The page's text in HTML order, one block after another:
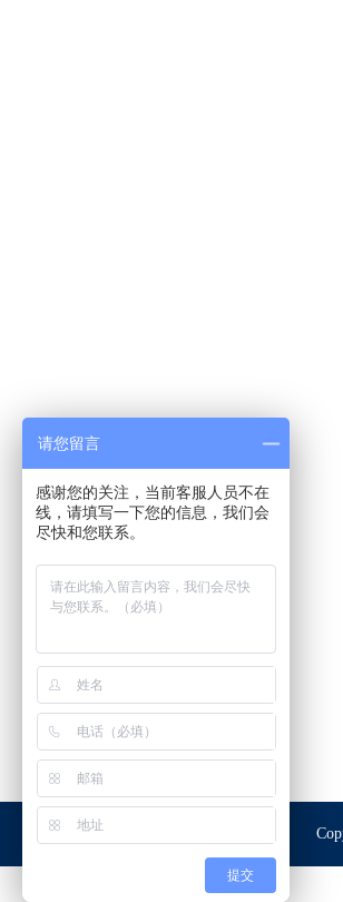
请您留言
感谢您的关注，当前客服人员不在
线，请填写一下您的信息，我们会
尽快和您联系。
提交